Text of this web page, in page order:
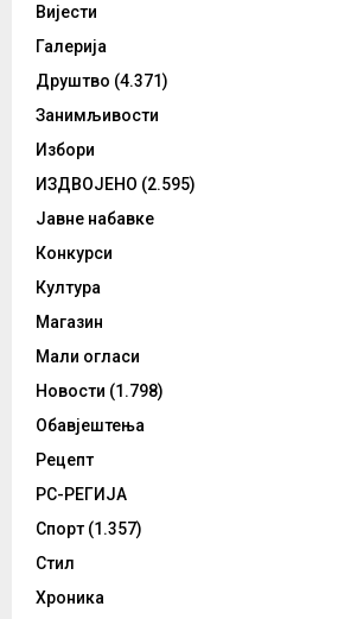
Вијести
Галерија
Друштво (4.371)
Занимљивости
Избори
ИЗДВОЈЕНО (2.595)
Јавне набавке
Конкурси
Култура
Магазин
Мали огласи
Новости (1.798)
Обавјештења
Рецепт
РС-РЕГИЈА
Спорт (1.357)
Стил
Хроника